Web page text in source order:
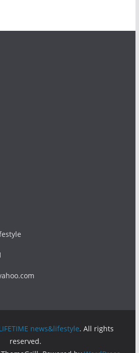
news&lifestyle. All rights
reserved.